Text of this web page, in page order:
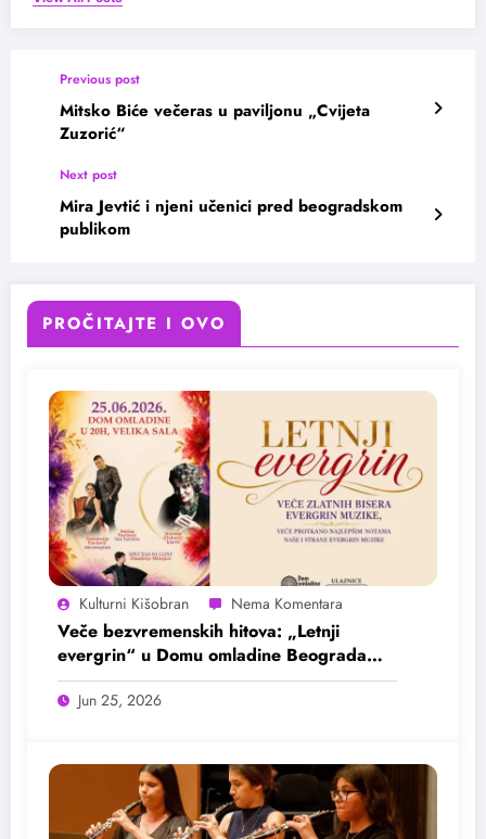
Previous post
Mitsko Biće večeras u paviljonu „Cvijeta
Zuzorić“
Next post
Mira Jevtić i njeni učenici pred beogradskom
publikom
PROČITAJTE I OVO
Kulturni Kišobran
Veče bezvremenskih hitova: „Letnji
evergrin“ u Domu omladine Beograda
25. juna
Jun 25, 2026